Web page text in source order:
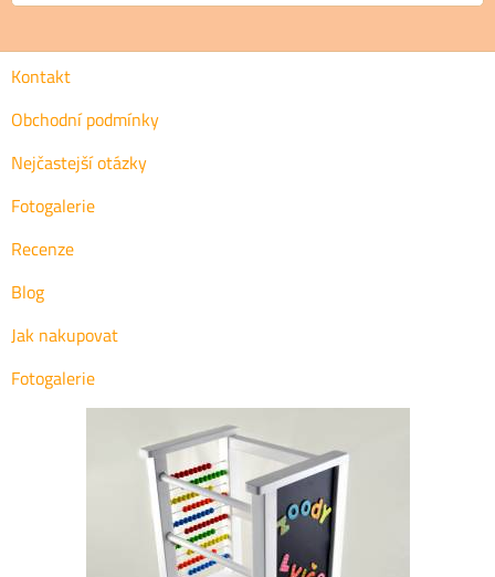
Kontakt
Obchodní podmínky
Nejčastejší otázky
Fotogalerie
Recenze
Blog
Jak nakupovat
Fotogalerie